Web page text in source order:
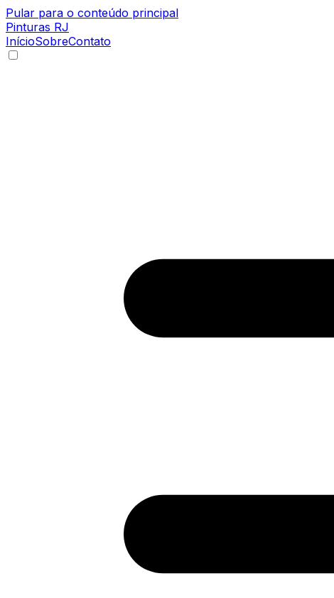
Pular para o conteúdo principal
Pinturas RJ
InícioSobreContato